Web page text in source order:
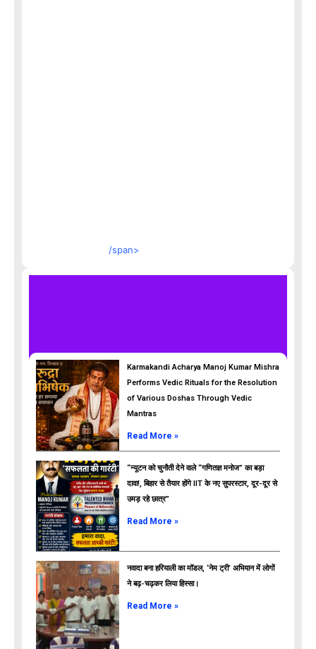
/span>
ads
Karmakandi Acharya Manoj Kumar Mishra
Performs Vedic Rituals for the Resolution
of Various Doshas Through Vedic
Mantras
Read More »
“न्यूटन को चुनौती देने वाले “गणितज्ञ मनोज” का बड़ा
दावा!, बिहार से तैयार होंगे IIT के नए सुपरस्टार, दूर-दूर से
उमड़ रहे छात्र”
Read More »
नवादा बना हरियाली का मॉडल, ‘नेम ट्री’ अभियान में लोगों
ने बढ़-चढ़कर लिया हिस्सा।
Read More »